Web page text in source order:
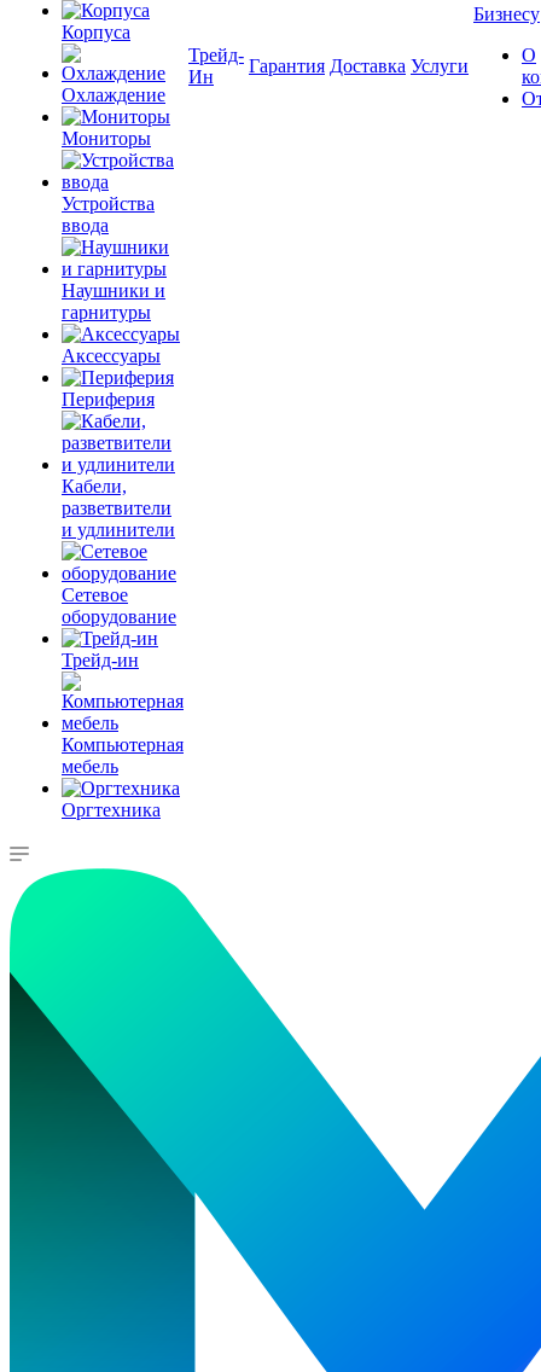
Корпуса
Охлаждение
Мониторы
Устройства
ввода
Наушники и
гарнитуры
Аксессуары
Периферия
Кабели,
разветвители
и удлинители
Сетевое
оборудование
Трейд-ин
Компьютерная
мебель
Оргтехника
Трейд-
Ин
Гарантия Доставка Услуги
Бизнесу
О